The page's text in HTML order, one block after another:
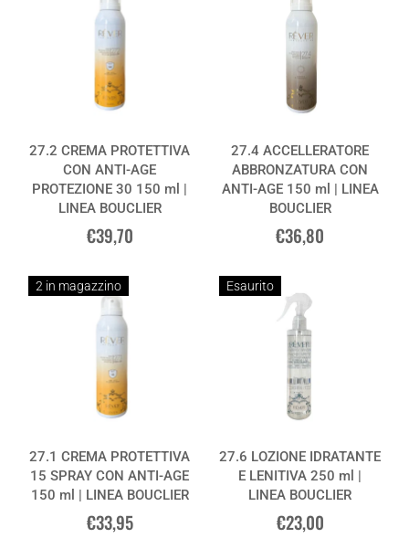
27.2 CREMA PROTETTIVA
CON ANTI-AGE
PROTEZIONE 30 150 ml |
LINEA BOUCLIER
€39,70
27.4 ACCELLERATORE
ABBRONZATURA CON
ANTI-AGE 150 ml | LINEA
BOUCLIER
€36,80
2 in magazzino
27.1 CREMA PROTETTIVA
15 SPRAY CON ANTI-AGE
150 ml | LINEA BOUCLIER
€33,95
Esaurito
27.6 LOZIONE IDRATANTE
E LENITIVA 250 ml |
LINEA BOUCLIER
€23,00